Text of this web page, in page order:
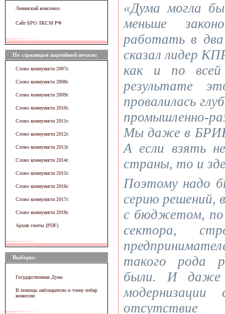
Ленинский комсомол
Сайт БРО ЛКСМ РФ
По страницам партийной печати:
Слово коммуниста 2007г.
Слово коммуниста 2008г.
Слово коммуниста 2009г.
Слово коммуниста 2010г.
Слово коммуниста 2011г.
Слово коммуниста 2012г.
Слово коммуниста 2013г.
Слово коммуниста 2014г.
Слово коммуниста 2015г.
Слово коммуниста 2016г.
Слово коммуниста 2017г.
Слово коммуниста 2018г.
Архив газеты (PDF)
Выборы:
Государственная Дума
В помощь наблюдателю и члену избир
комиссии
«Дума могла
меньше
работать в
сказал лидер
как и по всей
результате
провалилась
промышленно-
Мы даже в БРИК
А если взять
страны, то и
Поэтому надо
серию решений,
с бюджетом, по
сектора,
такого рода
были. И даже
отсутствие